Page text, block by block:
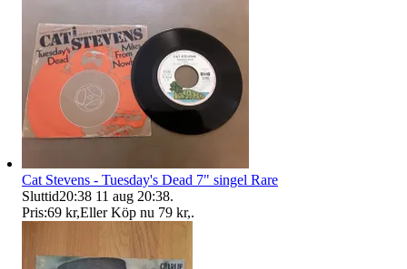
Cat Stevens - Tuesday's Dead 7" singel Rare
Sluttid20:38 11 aug 20:38.
Pris:69 kr,Eller Köp nu 79 kr,.